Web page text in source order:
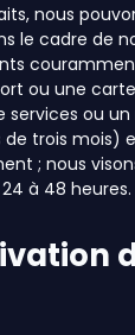
nous
le cadre de
ou une
ou
trois mois)
; nous
à 48 heures.